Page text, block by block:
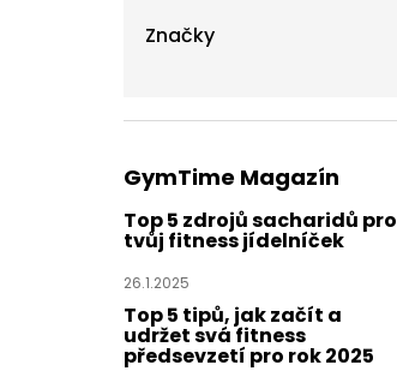
Značky
GymTime Magazín
Top 5 zdrojů sacharidů pro
tvůj fitness jídelníček
26.1.2025
Top 5 tipů, jak začít a
udržet svá fitness
předsevzetí pro rok 2025